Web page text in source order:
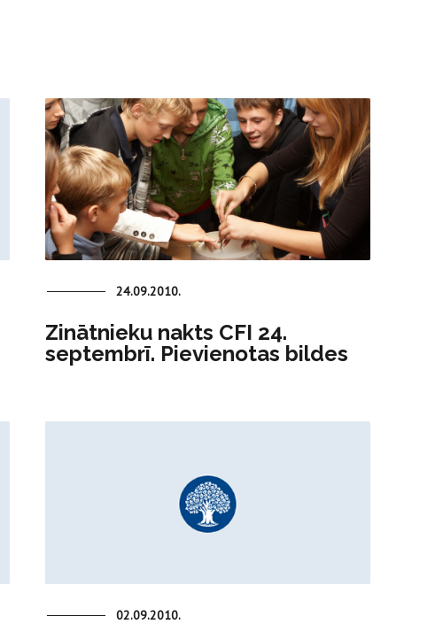
24.09.2010.
Zinātnieku nakts CFI 24.
septembrī. Pievienotas bildes
02.09.2010.